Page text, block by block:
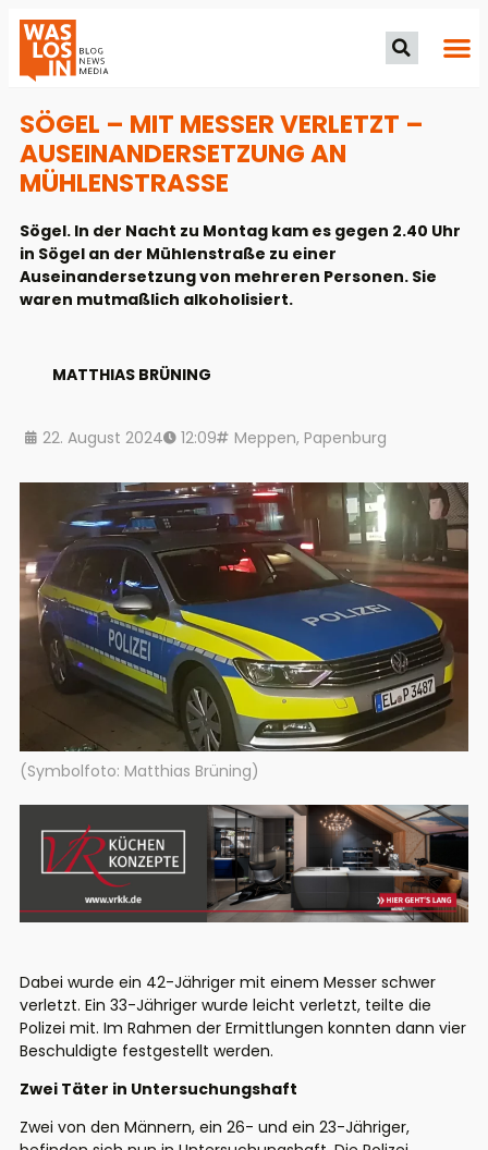
SÖGEL – MIT MESSER VERLETZT –
AUSEINANDERSETZUNG AN
MÜHLENSTRASSE
Sögel. In der Nacht zu Montag kam es gegen 2.40 Uhr
in Sögel an der Mühlenstraße zu einer
Auseinandersetzung von mehreren Personen. Sie
waren mutmaßlich alkoholisiert.
MATTHIAS BRÜNING
22. August 2024 12:09 Meppen, Papenburg
(Symbolfoto: Matthias Brüning)
Dabei wurde ein 42-Jähriger mit einem Messer schwer
verletzt. Ein 33-Jähriger wurde leicht verletzt, teilte die
Polizei mit. Im Rahmen der Ermittlungen konnten dann vier
Beschuldigte festgestellt werden.
Zwei Täter in Untersuchungshaft
Zwei von den Männern, ein 26- und ein 23-Jähriger,